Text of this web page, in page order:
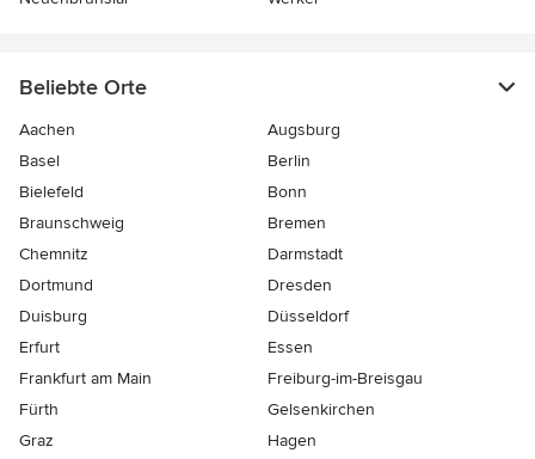
Beliebte Orte
Aachen
Augsburg
Basel
Berlin
Bielefeld
Bonn
Braunschweig
Bremen
Chemnitz
Darmstadt
Dortmund
Dresden
Duisburg
Düsseldorf
Erfurt
Essen
Frankfurt am Main
Freiburg-im-Breisgau
Fürth
Gelsenkirchen
Graz
Hagen